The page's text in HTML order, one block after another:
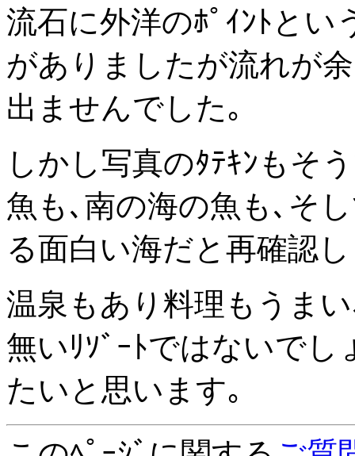
流石に外洋のﾎﾟｲﾝﾄとい
がありましたが流れが
出ませんでした｡
しかし写真のﾀﾃｷﾝもそ
魚も､南の海の魚も､そ
る面白い海だと再確認
温泉もあり料理もうま
無いﾘｿﾞｰﾄではないで
たいと思います｡